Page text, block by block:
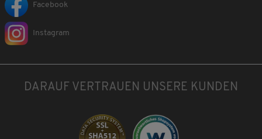
Facebook
Instagram
DARAUF VERTRAUEN UNSERE KUNDEN